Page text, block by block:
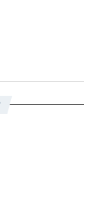
della
la